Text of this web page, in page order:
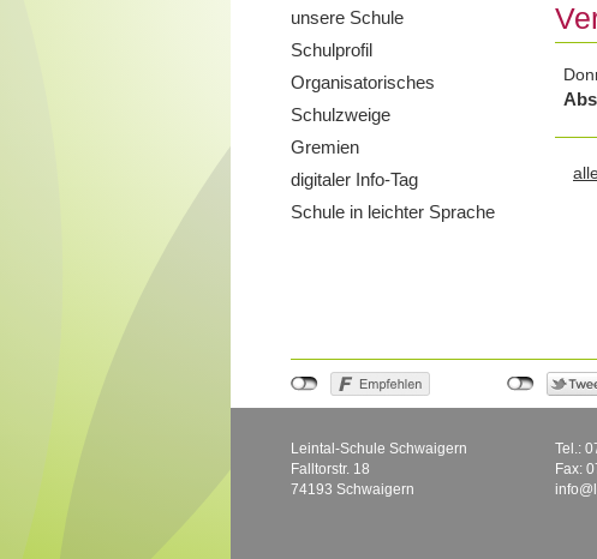
unsere Schule
Schulprofil
Organisatorisches
Schulzweige
Gremien
digitaler Info-Tag
Schule in leichter Sprache
Leintal-Schule Schwaigern
Falltorstr. 18
74193 Schwaigern
Tel.:
Fax: